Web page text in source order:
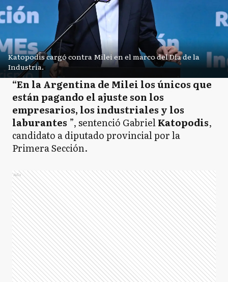
Katopodis cargó contra Milei en el marco del Día de la
Industria.
“En la Argentina de Milei los únicos que
están pagando el ajuste son los
empresarios, los industriales y los
laburantes ”, sentenció GabrielKatopodis,
candidato a diputado provincial por la
Primera Sección.
Ads